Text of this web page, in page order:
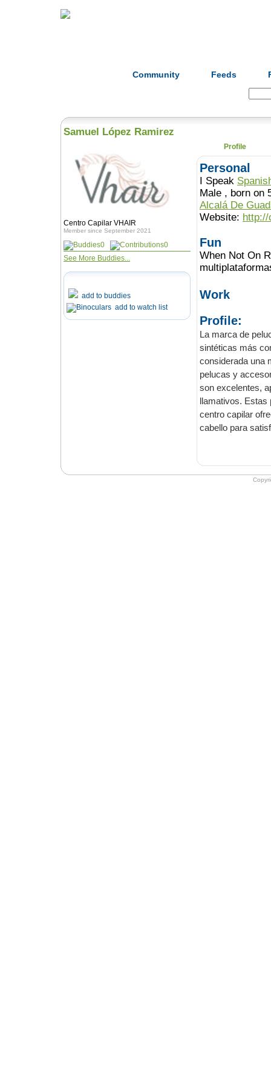
Community Feeds
Samuel López Ramirez
Centro Capilar VHAIR
Member since September 2021
0
0
See More Buddies...
add to buddies
add to watch list
Profile
Personal
I Speak
Male , born
Alcalá De
Website:
Fun
When Not On
Work
Profile:
La marca de
sintéticas más conocidas y más vendidas en Europa. Rueber siempre ha sido
considerada una marca creativa y siempre innovadora.
son excelentes, aportando un cabello, tacto y diseño de gran calidad en colores muy
llamativos. Estas pelucas tienen una apariencia natural
centro capilar